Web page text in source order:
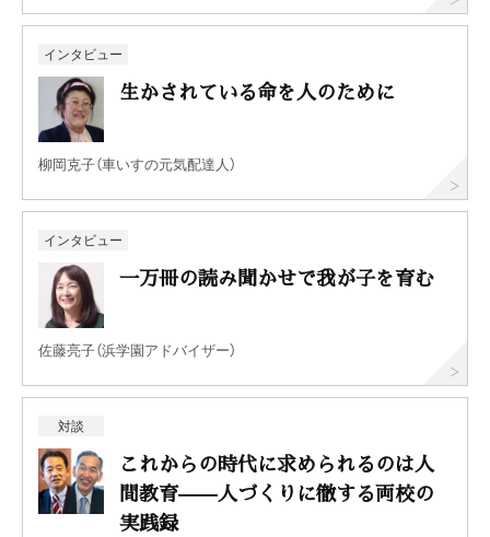
インタビュー
生かされている命を人のために
柳岡克子（車いすの元気配達人）
インタビュー
一万冊の読み聞かせで我が子を育む
佐藤亮子（浜学園アドバイザー）
対談
これからの時代に求められるのは人
間教育——人づくりに徹する両校の
実践録